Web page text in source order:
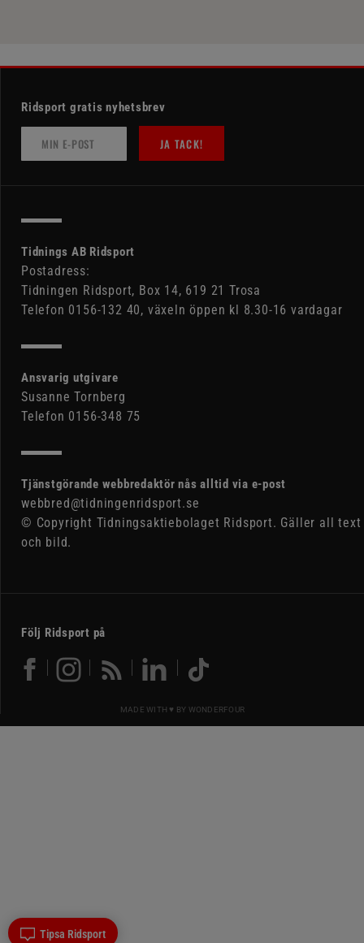
Tipsa Ridsport
Ridsport gratis nyhetsbrev
JA TACK!
Tidnings AB Ridsport
Postadress:
Tidningen Ridsport, Box 14, 619 21 Trosa
Telefon 0156-132 40, växeln öppen kl 8.30-16 vardagar
Ansvarig utgivare
Susanne Tornberg
Telefon 0156-348 75
Tjänstgörande webbredaktör nås alltid via e-post
webbred@tidningenridsport.se
© Copyright Tidningsaktiebolaget Ridsport. Gäller all text
och bild.
Följ Ridsport på
MADE WITH ♥ BY WONDERFOUR